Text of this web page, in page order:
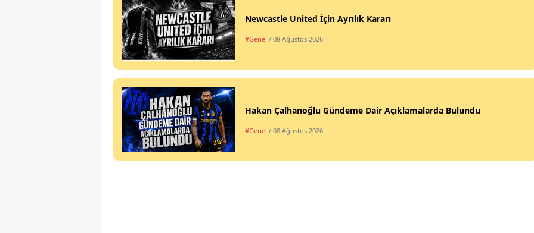
Newcastle United İçin Ayrılık Kararı
#Genel / 08 Ağustos 2026
Hakan Çalhanoğlu Gündeme Dair Açıklamalarda Bulundu
#Genel / 08 Ağustos 2026